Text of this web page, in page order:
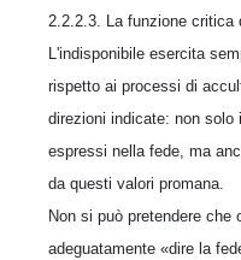
2.2.2.3. La funzione critica
L'indisponibile esercita
rispetto ai processi di
direzioni indicate: non solo
espressi nella fede, ma
da questi valori promana.
Non si può pretendere
adeguatamente «dire la